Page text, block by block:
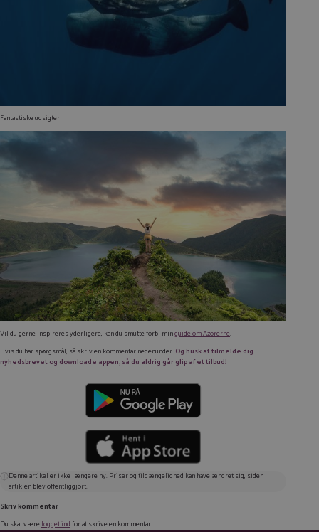
Fantastiske udsigter
Vil du gerne inspireres yderligere, kan du smutte forbi minguide om Azorerne.
Hvis du har spørgsmål, så skriv en kommentar nedenunder. Og husk at tilmelde dig
nyhedsbrevet og downloade appen, så du aldrig går glip af et tilbud!
Denne artikel er ikke længere ny. Priser og tilgængelighed kan have ændret sig, siden
artiklen blev offentliggjort.
Skriv kommentar
Du skal værelogget indfor at skrive en kommentar